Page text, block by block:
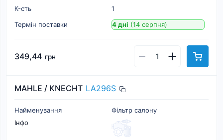
К-cть
1
Термін поставки
4 дні (14 серпня)
349,44 грн
MAHLE / KNECHT LA296S
Найменування
Фільтр салону
Інфо